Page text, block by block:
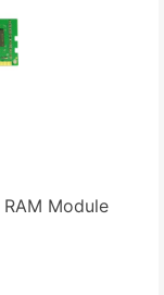
Module